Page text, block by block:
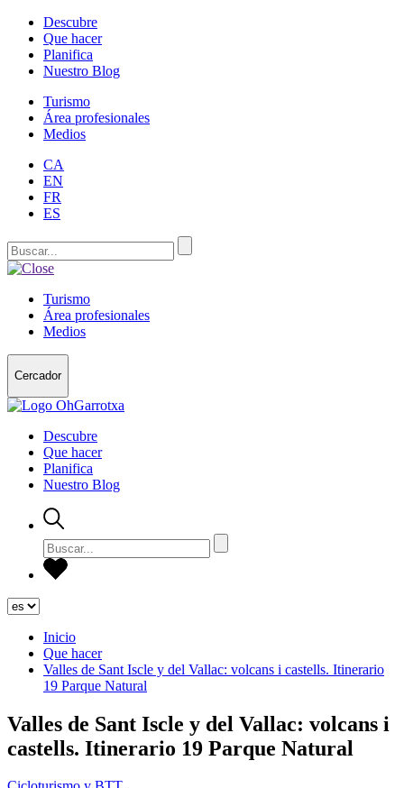
Descubre
Que hacer
Planifica
Nuestro Blog
Turismo
Área profesionales
Medios
CA
EN
FR
ES
Turismo
Área profesionales
Medios
Cercador
Descubre
Que hacer
Planifica
Nuestro Blog
Inicio
Que hacer
Valles de Sant Iscle y del Vallac: volcans i castells. Itinerario
19 Parque Natural
Valles de Sant Iscle y del Vallac: volcans i
castells. Itinerario 19 Parque Natural